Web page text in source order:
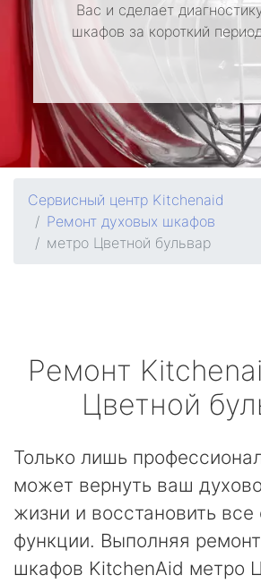
Вас и сделает
шкафов за короткий
Сервисный центр Kitchenaid
Ремонт духовых шкафов
метро Цветной бульвар
Ремонт
Цветной
Только лишь
может вернуть ваш
жизни и восстановить
функции. Выполняя
шкафов KitchenAid метро